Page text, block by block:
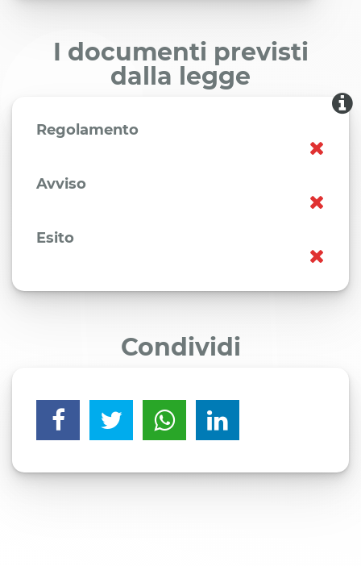
I documenti previsti
dalla legge
Regolamento
Avviso
Esito
Condividi